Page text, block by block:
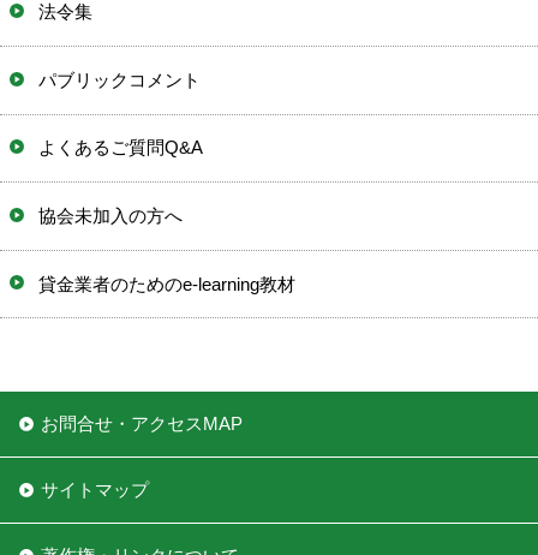
法令集
パブリックコメント
よくあるご質問Q&A
協会未加入の方へ
貸金業者のためのe-learning教材
お問合せ・アクセスMAP
サイトマップ